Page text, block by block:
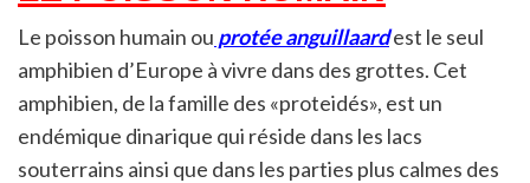
Le poisson humain ou protée anguillaardest le seul
amphibien d’Europe à vivre dans des grottes. Cet
amphibien, de la famille des «proteidés», est un
endémique dinarique qui réside dans les lacs
souterrains ainsi que dans les parties plus calmes des